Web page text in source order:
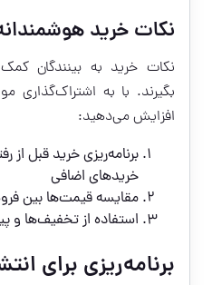
نکات خرید
نکات خرید به بینندگان
بگیرند. با به اشتراک‌گذاری
افزایش می‌دهید:
برنامه‌ریزی خرید قبل از
خریدهای اضافی
مقایسه قیمت‌ها بین
استفاده از تخفیف‌ها و
برنامه‌ریزی برای